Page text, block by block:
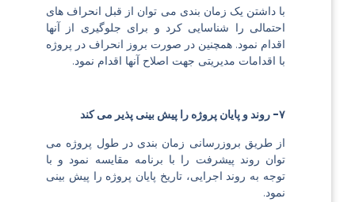
با داشتن یک زمان بندی می توان از قبل انحراف های
احتمالی را شناسایی کرد و برای جلوگیری از آنها
اقدام نمود. همچنین در صورت بروز انحراف در پروژه
با اقدامات مدیریتی جهت اصلاح آنها اقدام نمود.
۷- روند و پایان پروژه را پیش بینی پذیر می کند
از طریق بروزرسانی زمان بندی در طول پروژه می
توان روند پیشرفت را با برنامه مقایسه نمود و با
توجه به روند اجرایی، تاریخ پایان پروژه را پیش بینی
نمود.